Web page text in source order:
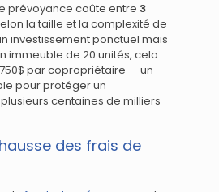
prévoyance coûte entre 3
la taille et la complexité de
investissement ponctuel mais
immeuble de 20 unités, cela
par copropriétaire — un
pour protéger un
centaines de milliers
des frais de